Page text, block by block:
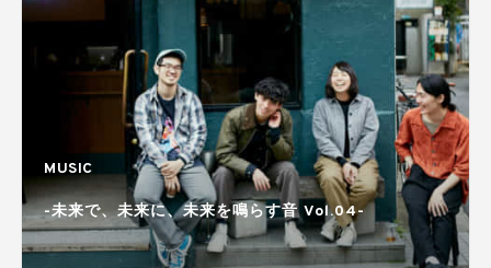
MUSIC
-未来で、未来に、未来を鳴らす音 Vol.04-